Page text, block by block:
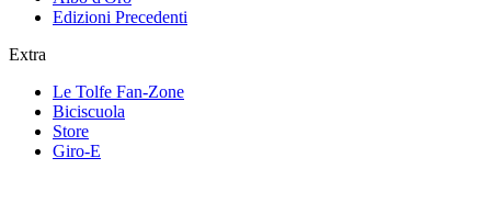
Edizioni Precedenti
Extra
Le Tolfe Fan-Zone
Biciscuola
Store
Giro-E